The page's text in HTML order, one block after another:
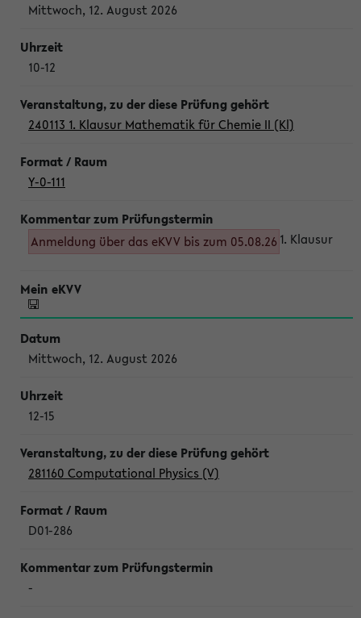
Mittwoch, 12. August 2026
10-12
240113 1. Klausur Mathematik für Chemie II (Kl)
Y-0-111
Anmeldung über das eKVV bis zum 05.08.26 1. Klausur
Mittwoch, 12. August 2026
12-15
281160 Computational Physics (V)
D01-286
-